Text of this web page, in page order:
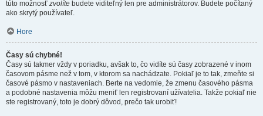
túto možnosť zvolíte budete viditeľný len pre administrátorov. Budete počítaný
ako skrytý používateľ.
Hore
Časy sú chybné!
Časy sú takmer vždy v poriadku, avšak to, čo vidíte sú časy zobrazené v inom
časovom pásme než v tom, v ktorom sa nachádzate. Pokiaľ je to tak, zmeňte si
časové pásmo v nastaveniach. Berte na vedomie, že zmenu časového pásma
a podobné nastavenia môžu meniť len registrovaní užívatelia. Takže pokiaľ nie
ste registrovaný, toto je dobrý dôvod, prečo tak urobiť!